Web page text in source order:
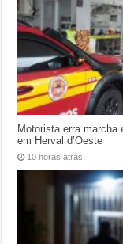
Motorista erra marcha
em Herval d’Oeste
10 horas atrás